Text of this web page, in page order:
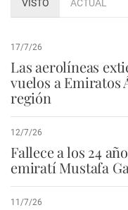
VISTO ACTUAL
17/7/26
Las aerolíneas
vuelos a Emiratos
región
12/7/26
Fallece a los 24
emiratí Mustafa
11/7/26